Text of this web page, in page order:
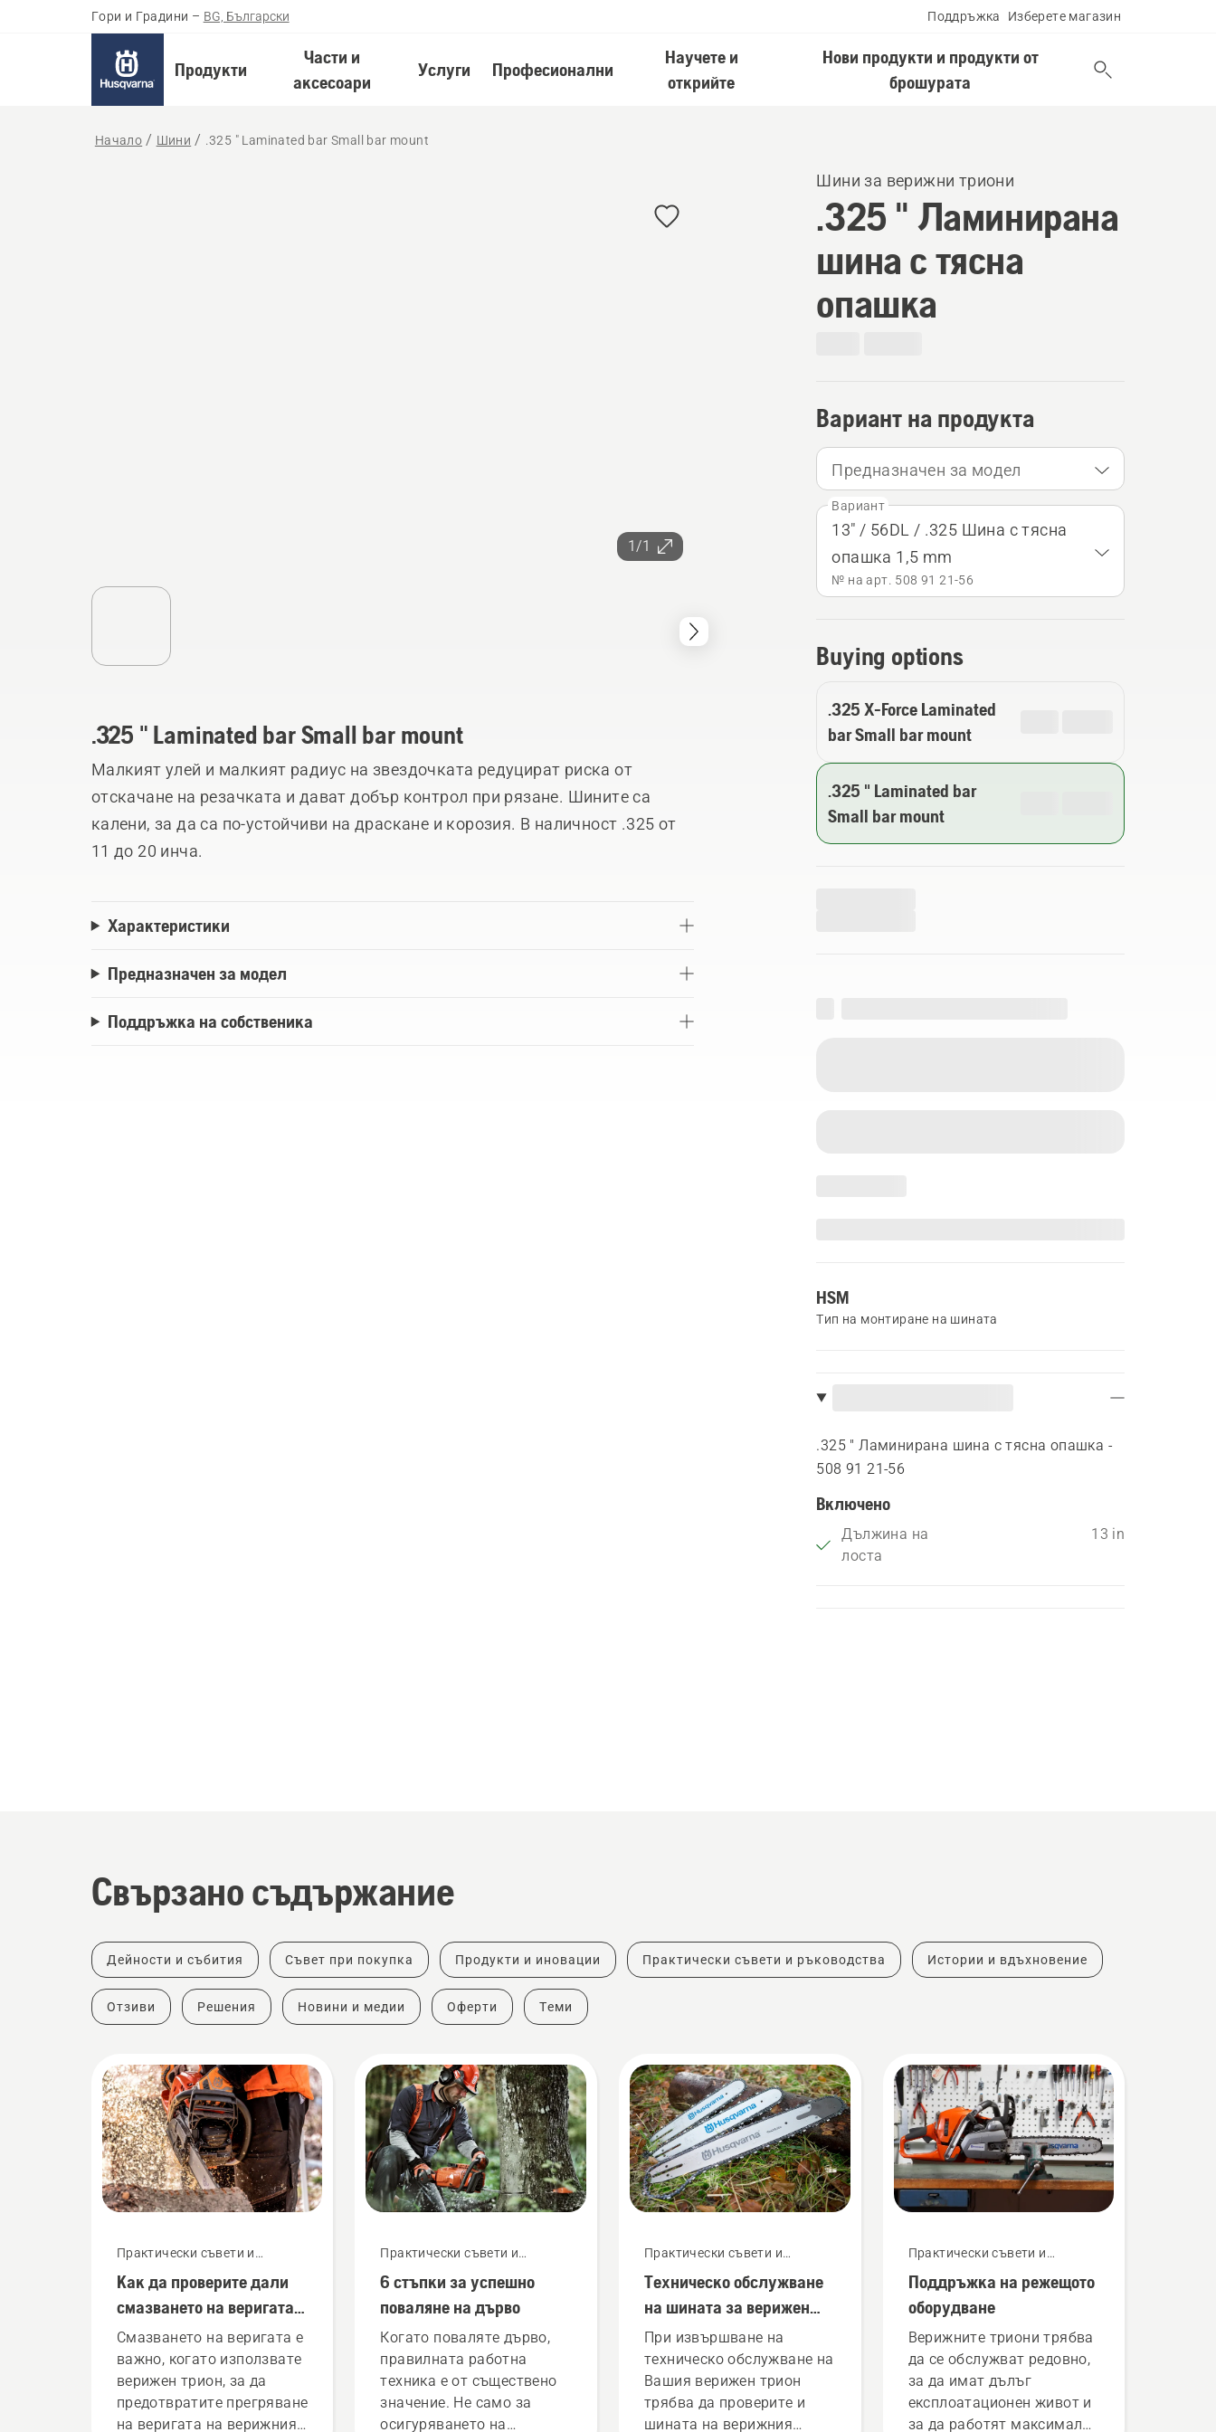
Гори и Градини – BG, Български Поддръжка Изберете магазин
Продукти
Части и
аксесоари
Услуги Професионални
Научете и
открийте
Нови продукти и продукти от
брошурата
Начало Шини .325 " Laminated bar Small bar mount
1/1
Шини за верижни триони
.325 " Ламинирана
шина с тясна
опашка
Вариант на продукта
Предназначен за модел
Вариант
13" / 56DL / .325 Шина с тясна
опашка 1,5 mm
№ на арт. 508 91 21‑56
Buying options
.325 X-Force Laminated
bar Small bar mount
.325 " Laminated bar
Small bar mount
HSM
Тип на монтиране на шината
.325 " Ламинирана шина с тясна опашка -
508 91 21‑56
Включено
Дължина на
лоста
13 in
.325 " Laminated bar Small bar mount
Малкият улей и малкият радиус на звездочката редуцират риска от
отскачане на резачката и дават добър контрол при рязане. Шините са
калени, за да са по-устойчиви на драскане и корозия. В наличност .325 от
11 до 20 инча.
Характеристики
Предназначен за модел
Поддръжка на собственика
Свързано съдържание
Дейности и събития Съвет при покупка Продукти и иновации Практически съвети и ръководства Истории и вдъхновение
Отзиви Решения Новини и медии Оферти Теми
Практически съвети и
Как да проверите дали
смазването на веригата
на Вашия верижен трион
работи
Смазването на веригата е
важно, когато използвате
верижен трион, за да
предотвратите прегряване
на веригата на верижния
Практически съвети и
6 стъпки за успешно
поваляне на дърво
Когато поваляте дървo,
правилната работна
техника е от съществено
значение. Не само за
осигуряването на
Практически съвети и
Техническо обслужване
на шината за верижен
трион
При извършване на
техническо обслужване на
Вашия верижен трион
трябва да проверите и
шината на верижния
Практически съвети и
Поддръжка на режещото
оборудване
Верижните триони трябва
да се обслужват редовно,
за да имат дълъг
експлоатационен живот и
за да работят максимално